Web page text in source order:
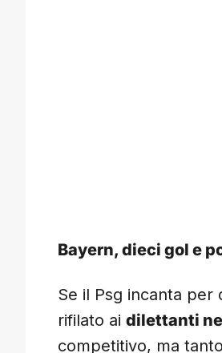
Bayern, dieci gol e
Se il Psg incanta per
rifilato ai dilettanti
competitivo, ma